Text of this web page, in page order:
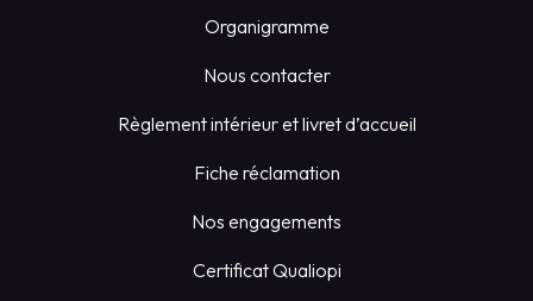
Organigramme
Nous contacter
Règlement intérieur et livret d’accueil
Fiche réclamation
Nos engagements
Certificat Qualiopi